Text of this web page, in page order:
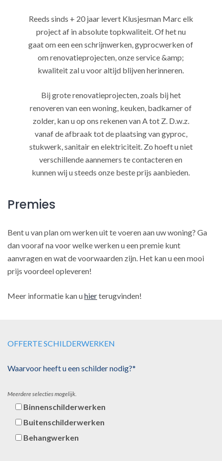
Reeds sinds + 20 jaar levert Klusjesman Marc elk
project af in absolute topkwaliteit. Of het nu
gaat om een een schrijnwerken, gyprocwerken of
om renovatieprojecten, onze service &amp;
kwaliteit zal u voor altijd blijven herinneren.
Bij grote renovatieprojecten, zoals bij het
renoveren van een woning, keuken, badkamer of
zolder, kan u op ons rekenen van A tot Z. D.w.z.
vanaf de afbraak tot de plaatsing van gyproc,
stukwerk, sanitair en elektriciteit. Zo hoeft u niet
verschillende aannemers te contacteren en
kunnen wij u steeds onze beste prijs aanbieden.
Premies
Bent u van plan om werken uit te voeren aan uw woning? Ga
dan vooraf na voor welke werken u een premie kunt
aanvragen en wat de voorwaarden zijn. Het kan u een mooi
prijs voordeel opleveren!
Meer informatie kan uhierterugvinden!
OFFERTE SCHILDERWERKEN
Waarvoor heeft u een schilder nodig?*
Meerdere selecties mogelijk.
Binnenschilderwerken
Buitenschilderwerken
Behangwerken